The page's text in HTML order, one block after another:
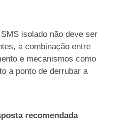
isolado não deve ser
a combinação entre
e mecanismos como
a ponto de derrubar a
recomendada